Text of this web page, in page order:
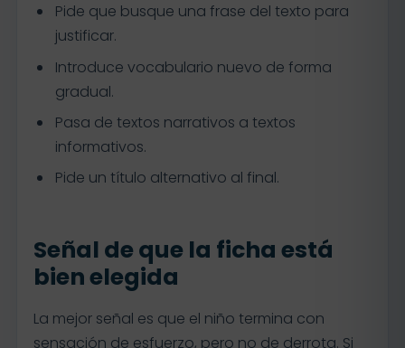
Pide que busque una frase del texto para
justificar.
Introduce vocabulario nuevo de forma
gradual.
Pasa de textos narrativos a textos
informativos.
Pide un título alternativo al final.
Señal de que la ficha está
bien elegida
La mejor señal es que el niño termina con
sensación de esfuerzo, pero no de derrota. Si